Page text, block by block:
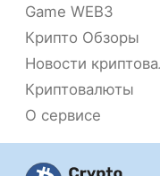
Game WEB3
Крипто Обзоры
Новости
Криптовалюты
О сервисе